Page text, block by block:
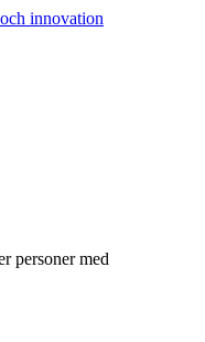
innovation
personer med